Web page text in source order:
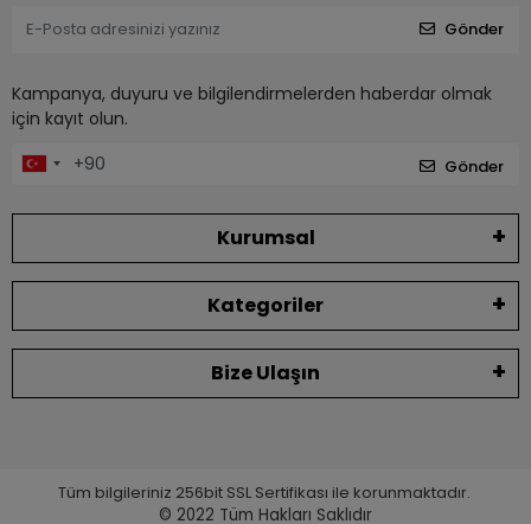
Gönder
Kampanya, duyuru ve bilgilendirmelerden haberdar olmak
için kayıt olun.
Gönder
Kurumsal
Kategoriler
Bize Ulaşın
Tüm bilgileriniz 256bit SSL Sertifikası ile korunmaktadır.
© 2022 Tüm Hakları Saklıdır